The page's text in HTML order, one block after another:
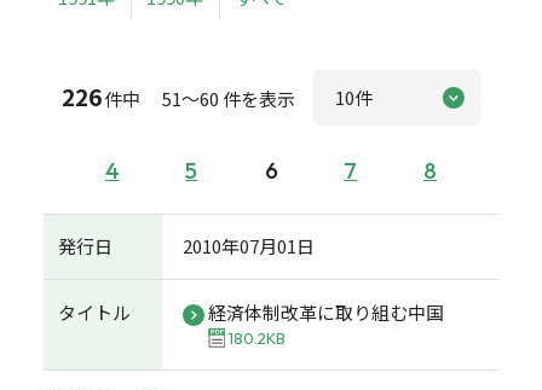
226件中 51～60 件を表示
4 5 6 7 8
発行日 2010年07月01日
タイトル 経済体制改革に取り組む中国
180.2KB